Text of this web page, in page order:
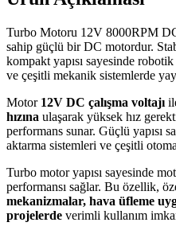
Turbo Motoru 12V 8000RPM
sahip güçlü bir DC motordur.
kompakt yapısı sayesinde
ve çeşitli mekanik sistemlerde
Motor 12V DC çalışma voltajı
hızına ulaşarak yüksek hız
performans sunar. Güçlü yapısı
aktarma sistemleri ve çeşitli
Turbo motor yapısı sayesinde
performansı sağlar. Bu özellik,
mekanizmalar, hava üfleme
projelerde verimli kullanım